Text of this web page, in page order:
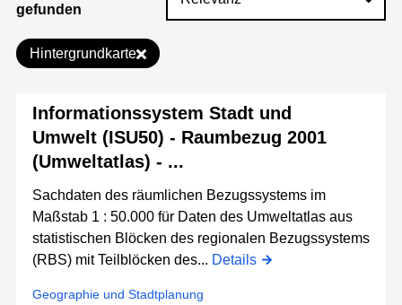
gefunden
Hintergrundkarte
Informationssystem Stadt und
Umwelt (ISU50) - Raumbezug 2001
(Umweltatlas) - ...
Sachdaten des räumlichen Bezugssystems im
Maßstab 1 : 50.000 für Daten des Umweltatlas aus
statistischen Blöcken des regionalen Bezugssystems
(RBS) mit Teilblöcken des... Details
Geographie und Stadtplanung